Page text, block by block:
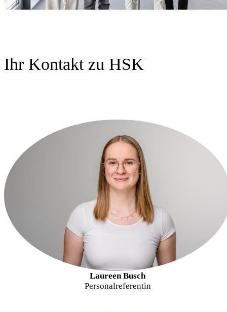
Ihr Kontakt zu HSK
Laureen Busch
Personalreferentin